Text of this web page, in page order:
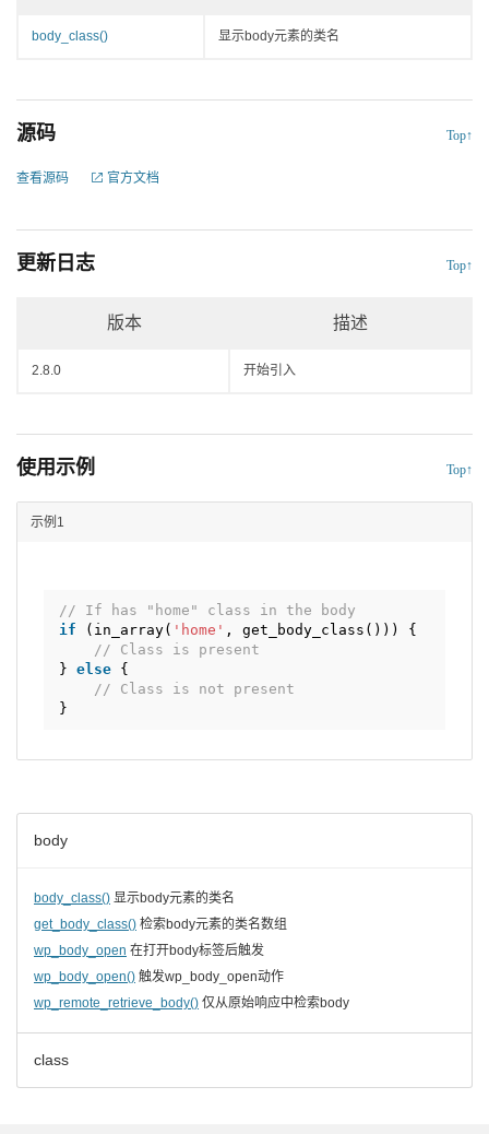
body
body_class() 显示body元素的类名
get_body_class() 检索body元素的类名数组
wp_body_open 在打开body标签后触发
wp_body_open() 触发wp_body_open动作
wp_remote_retrieve_body() 仅从原始响应中检索body
class
body_class() 显示body元素的类名
源码 Top↑
查看源码 官方文档
更新日志 Top↑
版本 描述
2.8.0 开始引入
使用示例 Top↑
示例1
// If has "home" class in the body
if
(in_array( 'home' , get_body_class())) {
// Class is present
} else {
// Class is not present
}